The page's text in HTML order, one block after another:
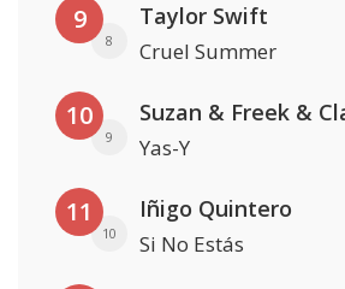
9
8
Taylor Swift
Cruel Summer
10
9
Suzan & Freek &
Yas-Y
11
10
Iñigo Quintero
Si No Estás